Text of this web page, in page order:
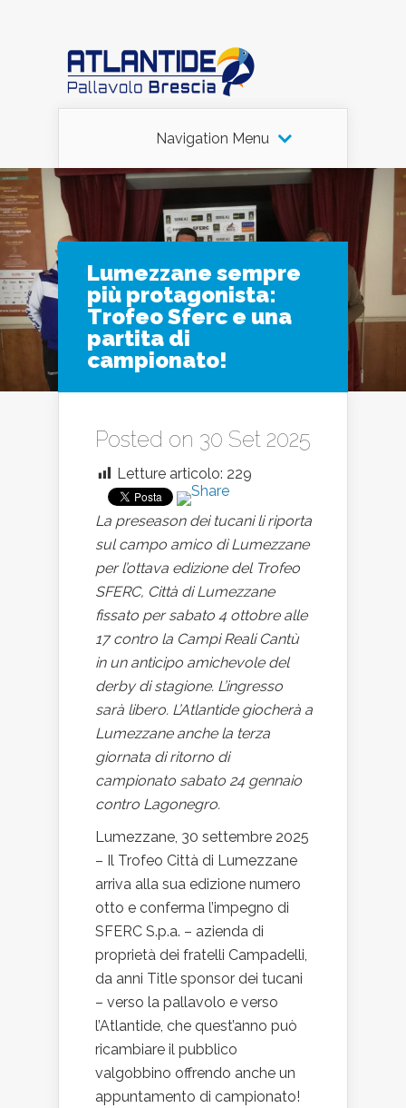
Navigation Menu
Lumezzane sempre
più protagonista:
Trofeo Sferc e una
partita di
campionato!
Posted on 30 Set 2025
Letture articolo: 229
La preseason dei tucani li riporta
sul campo amico di Lumezzane
per l’ottava edizione del Trofeo
SFERC, Città di Lumezzane
fissato per sabato 4 ottobre alle
17 contro la Campi Reali Cantù
in un anticipo amichevole del
derby di stagione. L’ingresso
sarà libero. L’Atlantide giocherà a
Lumezzane anche la terza
giornata di ritorno di
campionato sabato 24 gennaio
contro Lagonegro.
Lumezzane, 30 settembre 2025
– Il Trofeo Città di Lumezzane
arriva alla sua edizione numero
otto e conferma l’impegno di
SFERC S.p.a. – azienda di
proprietà dei fratelli Campadelli,
da anni Title sponsor dei tucani
– verso la pallavolo e verso
l’Atlantide, che quest’anno può
ricambiare il pubblico
valgobbino offrendo anche un
appuntamento di campionato!